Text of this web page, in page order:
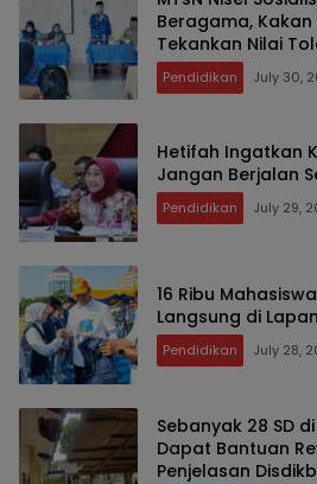
Beragama, Kakan
Tekankan Nilai
Pendidikan July 30,
Hetifah Ingatkan
Jangan Berjalan
Pendidikan July 29,
16 Ribu
Langsung di
Pendidikan July 28,
Sebanyak 28 SD
Dapat Bantuan
Penjelasan